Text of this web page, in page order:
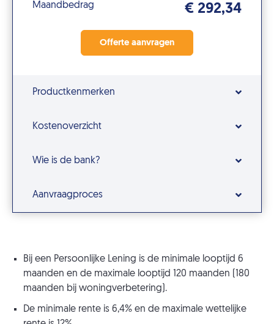
Maandbedrag € 292,34
Productkenmerken
Kostenoverzicht
Wie is de bank?
Aanvraagproces
Bij een Persoonlijke Lening is de minimale looptijd 6
maanden en de maximale looptijd 120 maanden (180
maanden bij woningverbetering).
De minimale rente is 6,4% en de maximale wettelijke